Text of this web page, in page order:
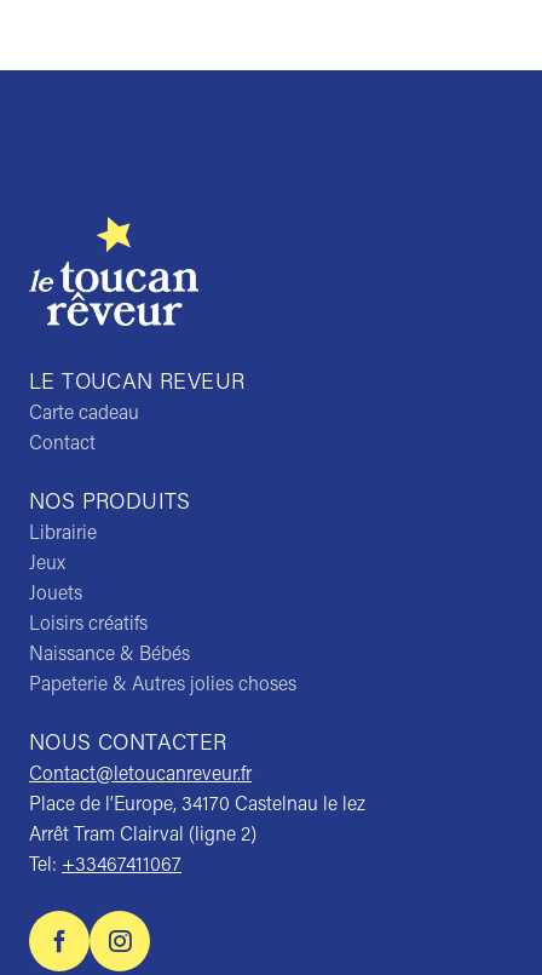
NOS PRODUITS
Librairie
Jeux
Jouets
Loisirs créatifs
Naissance & Bébés
Papeterie & Autres jolies choses
NOUS CONTACTER
Contact@letoucanreveur.fr
Place de l’Europe, 34170 Castelnau le lez
Arrêt Tram Clairval (ligne 2)
Tel: +33467411067
LE TOUCAN REVEUR
Carte cadeau
Contact